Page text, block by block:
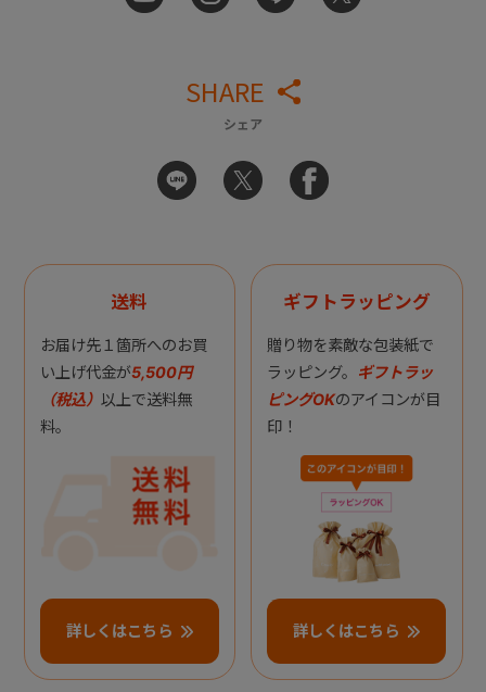
SHARE
シェア
送料
お届け先１箇所へのお買
い上げ代金が5,500円
（税込） 以上で送料無
料。
詳しくはこちら
ギフトラッピング
贈り物を素敵な包装紙で
ラッピング。 ギフトラッ
ピングOKのアイコンが目
印！
詳しくはこちら